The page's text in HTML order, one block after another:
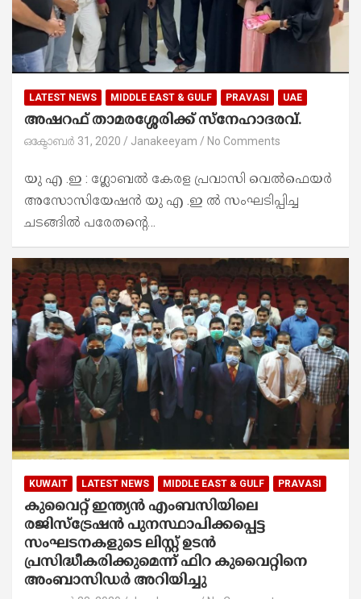
LATEST NEWS MIDDLE EAST & GULF PRAVASI UAE
അഷറഫ് താമരശ്ശേരിക്ക് സ്നേഹാദരവ്.
ഒക്ടോബർ 31, 2020 Janakeeyam No Comments
യു എ .ഇ : ഗ്ലോബൽ കേരള പ്രവാസി വെൽഫെയർ
അസോസിയേഷൻ യു എ .ഇ ൽ സംഘടിപ്പിച്ച
ചടങ്ങിൽ പരേതൻ്റെ…
KUWAIT LATEST NEWS MIDDLE EAST & GULF PRAVASI
കുവൈറ്റ് ഇന്ത്യന്‍ എംബസിയിലെ
രജിസ്ട്രേഷൻ പുനസ്ഥാപിക്കപ്പെട്ട
സംഘടനകളുടെ ലിസ്റ്റ് ഉടൻ
പ്രസിദ്ധീകരിക്കുമെന്ന് ഫിറ കുവൈറ്റിനെ
അംബാസിഡർ അറിയിച്ചു